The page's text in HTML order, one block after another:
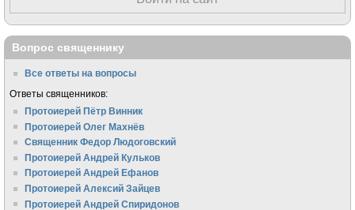
Вопрос священнику
Все ответы на вопросы
Ответы священников:
Протоиерей Пётр Винник
Протоиерей Олег Махнёв
Священник Федор Людоговский
Протоиерей Андрей Кульков
Протоиерей Андрей Ефанов
Протоиерей Алексий Зайцев
Протоиерей Андрей Спиридонов